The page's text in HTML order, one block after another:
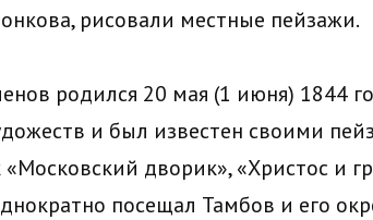
рисовали местные пейзажи.
родился 20 мая (1 июня) 1844
и был известен своими
«Московский дворик», «Христос и
посещал Тамбов и его